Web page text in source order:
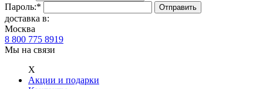
Пароль:*
доставка в:
Москва
8 800 775 8919
Мы на связи
Х
Акции и подарки